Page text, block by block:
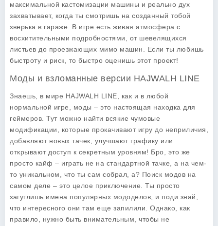
максимальной кастомизации машины и реально дух
захватывает, когда ты смотришь на созданный тобой
зверька в гараже. В игре есть живая атмосфера с
восхитительными подробностями, от шевелящихся
листьев до проезжающих мимо машин. Если ты любишь
быстроту и риск, то быстро оценишь этот проект!
Моды и взломанные версии HAJWALH LINE
Знаешь, в мире HAJWALH LINE, как и в любой
нормальной игре, моды – это настоящая находка для
геймеров. Тут можно найти всякие чумовые
модификации, которые прокачивают игру до неприличия,
добавляют новых тачек, улучшают графику или
открывают доступ к секретным уровням! Бро, это же
просто кайф – играть не на стандартной тачке, а на чем-
то уникальном, что ты сам собрал, а? Поиск модов на
самом деле – это целое приключение. Ты просто
загуглишь имена популярных мододелов, и поди знай,
что интересного они там еще запилили. Однако, как
правило, нужно быть внимательным, чтобы не